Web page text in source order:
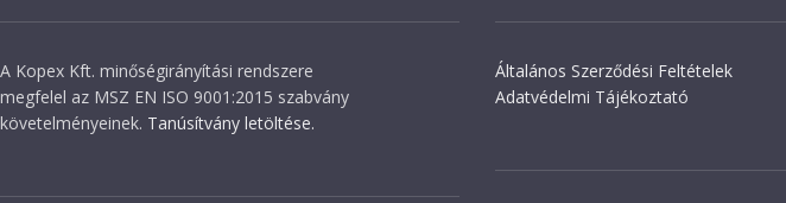
A Kopex Kft. minőségirányítási rendszere
megfelel az MSZ EN ISO 9001:2015 szabvány
követelményeinek. Tanúsítvány letöltése.
Általános Szerződési Feltételek
Adatvédelmi Tájékoztató